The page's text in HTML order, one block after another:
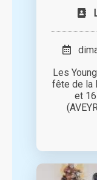
Les
fête de la
et